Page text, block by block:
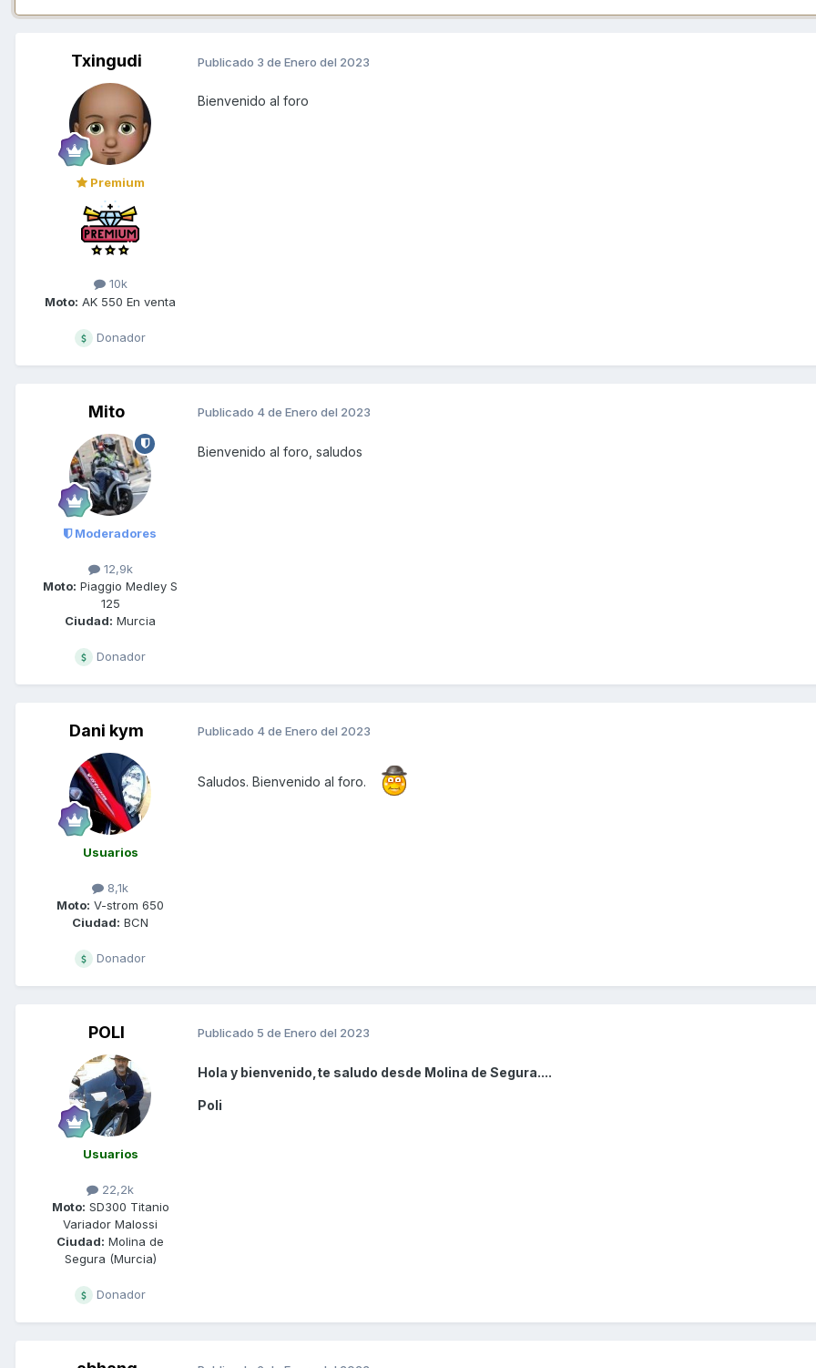
Txingudi
Premium
10k
Moto: AK 550 En venta
Donador
Publicado 3 de Enero del 2023
Bienvenido al foro
Mito
Moderadores
12,9k
Moto: Piaggio Medley S
125
Ciudad: Murcia
Donador
Publicado 4 de Enero del 2023
Bienvenido al foro, saludos
Dani kym
Usuarios
8,1k
Moto: V-strom 650
Ciudad: BCN
Donador
Publicado 4 de Enero del 2023
Saludos. Bienvenido al foro.
POLI
Usuarios
22,2k
Moto: SD300 Titanio
Variador Malossi
Ciudad: Molina de
Segura (Murcia)
Donador
Publicado 5 de Enero del 2023
Hola y bienvenido,te saludo desde Molina de Segura....
Poli